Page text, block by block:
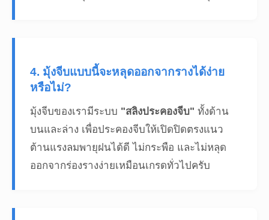
4. มุ้งจีบแบบนี้จะหลุดออกจากรางได้ง่าย
หรือไม่?
มุ้งจีบของเรามีระบบ "สลิงประคองจีบ" ทั้งด้าน
บนและล่าง เพื่อประคองจีบให้เปิดปิดตรงแนว
ต้านแรงลมพายุฝนได้ดี ไม่กระพือ และไม่หลุด
ออกจากร่องรางง่ายเหมือนเกรดทั่วไปครับ